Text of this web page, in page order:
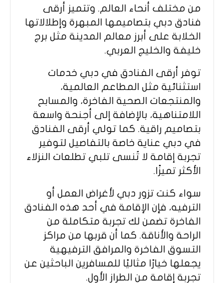
من مختلف أنحاء العالم. وتتميز أرقى
فنادق دبي بتصاميمها المبهرة وإطلالاتها
الخلابة على أبرز معالم المدينة مثل برج
خليفة والخليج العربي.
توفر أرقى الفنادق في دبي خدمات
استثنائية مثل المطاعم العالمية،
والمنتجعات الصحية الفاخرة، والمسابح
اللامتناهية، بالإضافة إلى أجنحة واسعة
بتصاميم راقية. كما تولي أرقى الفنادق
في دبي عناية خاصة بالتفاصيل لتوفير
تجربة إقامة لا تُنسى تلبي تطلعات النزلاء
الأكثر تميزًا.
سواء كنت تزور دبي لأغراض العمل أو
الترفيه، فإن الإقامة في أحد هذه الفنادق
الفاخرة تضمن لك تجربة متكاملة من
الراحة والأناقة. كما أن قربها من مراكز
التسوق الفاخرة والمرافق الترفيهية
يجعلها خيارًا مثاليًا للمسافرين الباحثين عن
تجربة إقامة من الطراز الأول.